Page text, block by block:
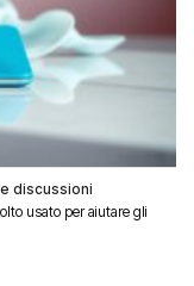
discussioni
usato per aiutare gli